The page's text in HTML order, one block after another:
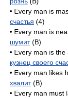
• Every man is
счастья (4)
• Every man is
шумит(B)
• Every man is
кузнец своего
• Every man likes
хвалит(B)
• Every man must